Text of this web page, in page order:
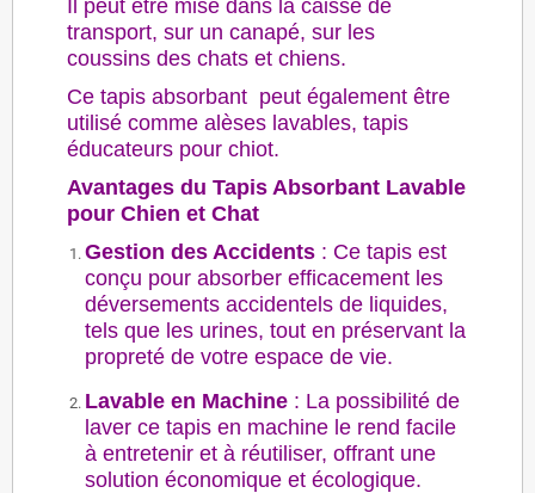
Il peut être mise dans la caisse de
transport, sur un canapé, sur les
coussins des chats et chiens.
Ce tapis absorbant peut également être
utilisé comme alèses lavables, tapis
éducateurs pour chiot.
Avantages du Tapis Absorbant Lavable
pour Chien et Chat
Gestion des Accidents : Ce tapis est
conçu pour absorber efficacement les
déversements accidentels de liquides,
tels que les urines, tout en préservant la
propreté de votre espace de vie.
Lavable en Machine : La possibilité de
laver ce tapis en machine le rend facile
à entretenir et à réutiliser, offrant une
solution économique et écologique.